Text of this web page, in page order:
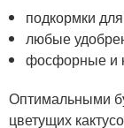
подкормки
любые
фосфорные и
Оптимальными
цветущих